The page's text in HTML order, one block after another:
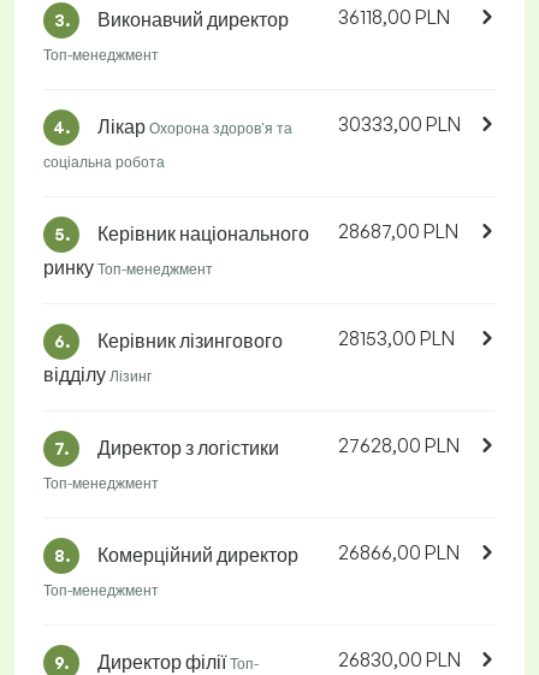
3. Виконавчий директор
Топ-менеджмент
36118,00 PLN
4. Лікар Охорона здоров'я та
соціальна робота
30333,00 PLN
5.
Керівник національного
ринку Топ-менеджмент
28687,00 PLN
6.
Керівник лізингового
відділу Лізинг
28153,00 PLN
7. Директор з логістики
Топ-менеджмент
27628,00 PLN
8. Комерційний директор
Топ-менеджмент
26866,00 PLN
9. Директор філіїТоп-
26830,00 PLN